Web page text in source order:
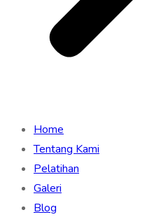
Home
Tentang Kami
Pelatihan
Galeri
Blog